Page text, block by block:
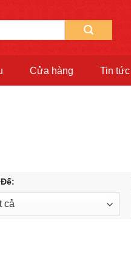
Cửa hàng Tin tức